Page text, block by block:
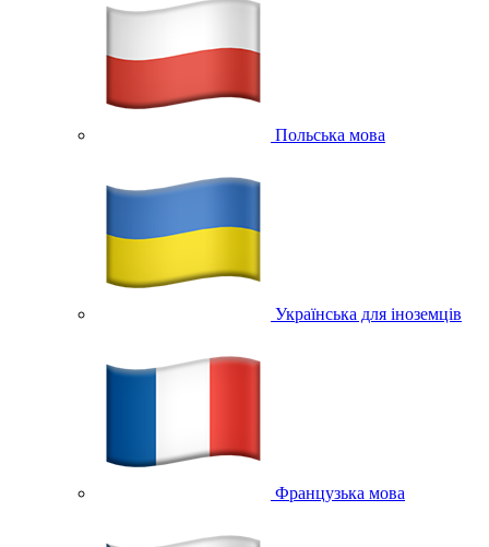
Польська мова
Українська для іноземців
Французька мова